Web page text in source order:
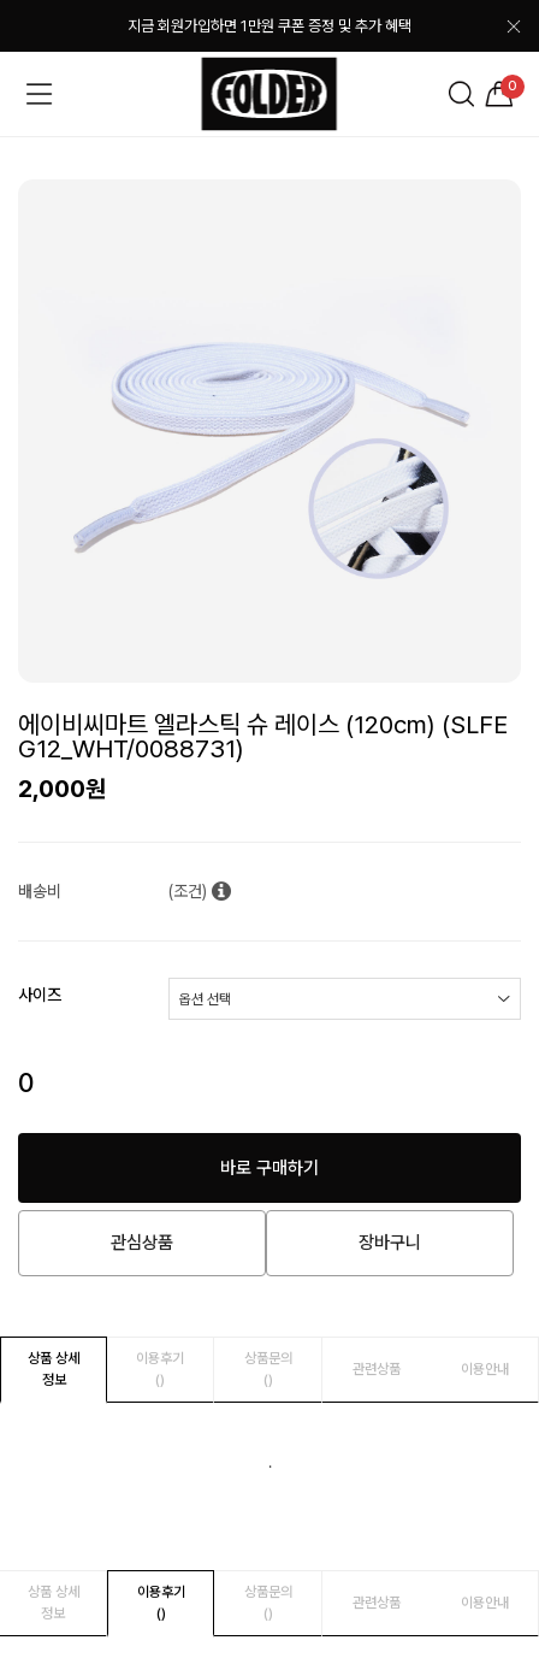
지금 회원가입하면 1만원 쿠폰 증정 및 추가 혜택
0
에이비씨마트 엘라스틱 슈 레이스 (120cm) (SLFE
G12_WHT/0088731)
2,000원
배송비 (조건)
사이즈
0
바로 구매하기
관심상품 장바구니
상품 상세
정보
이용후기
()
상품문의
()
관련상품 이용안내
.
상품 상세
정보
이용후기
()
상품문의
()
관련상품 이용안내